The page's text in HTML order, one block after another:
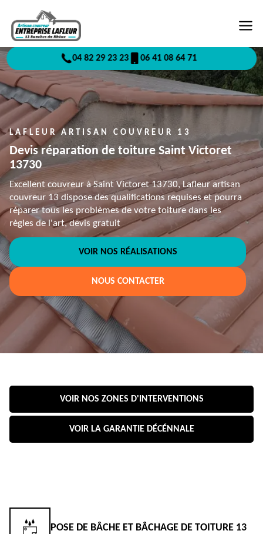
04 82 29 23 23 06 41 08 64 71
LAFLEUR ARTISAN COUVREUR 13
Devis réparation de toiture Saint Victoret
13730
Excellent couvreur à Saint Victoret 13730, Lafleur artisan
couvreur 13 dispose des qualifications requises et pourra
réparer tous les problèmes de votre toiture dans les
règles de l'art, devis gratuit
VOIR NOS RÉALISATIONS
NOUS CONTACTER
VOIR NOS ZONES D'INTERVENTIONS
VOIR LA GARANTIE DÉCÉNNALE
POSE DE BÂCHE ET BÂCHAGE DE TOITURE 13